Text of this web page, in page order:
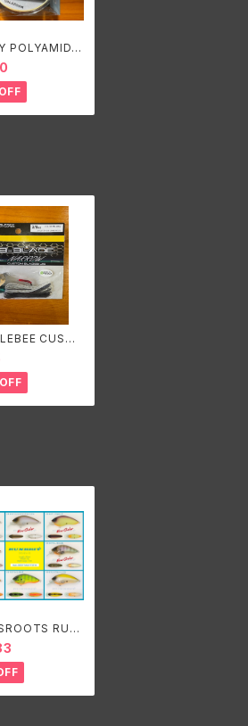
POLYAMIDE
レ ポリアミド
CUSTO
B-BLADE
3/8oz バン
カスタムルアー
レードナロー
RUN
グラスルーツ
SR